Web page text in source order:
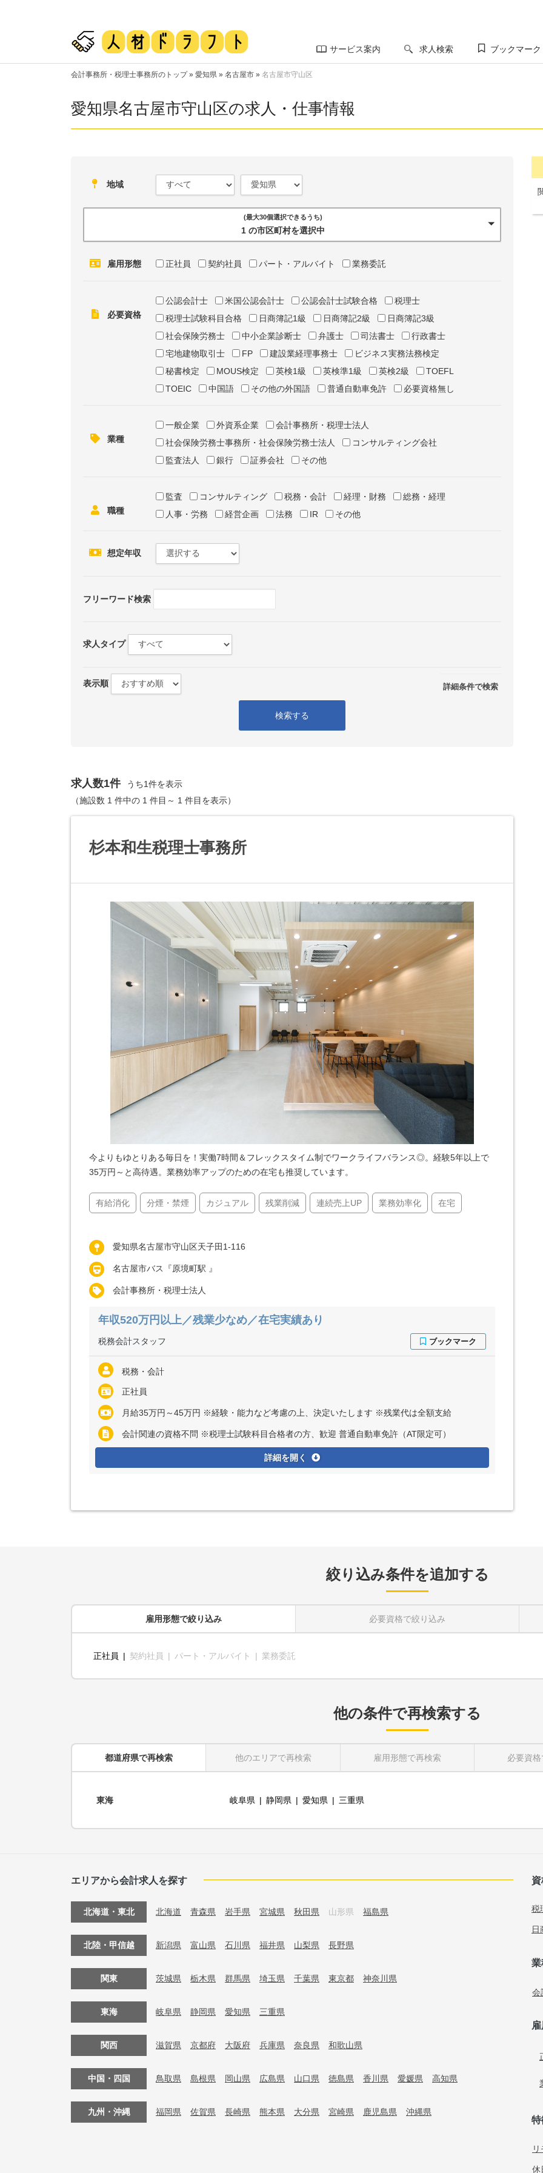
サービス案内 求人検索 ブックマーク
会計事務所・税理士事務所のトップ» 愛知県 » 名古屋市 » 名古屋市守山区
愛知県名古屋市守山区の求人・仕事情報
地域
(最大30個選択できるうち)
1 の市区町村を選択中
雇用形態 正社員 契約社員 パート・アルバイト 業務委託
必要資格
公認会計士 米国公認会計士 公認会計士試験合格
税理士
税理士試験科目合格
日商簿記1級 日商簿記2級
日商簿記3級
社会保険労務士
中小企業診断士 弁護士 司法書士
行政書士
宅地建物取引士
FP 建設業経理事務士
ビジネス実務法務検定
秘書検定
MOUS検定 英検1級 英検準1級 英検2級
TOEFL
TOEIC
中国語 その他の外国語 普通自動車免許 必要資格無し
業種
一般企業 外資系企業
会計事務所・税理士法人
社会保険労務士事務所・社会保険労務士法人
コンサルティング会社
監査法人
銀行 証券会社 その他
職種
監査 コンサルティング 税務・会計 経理・財務
総務・経理
人事・労務
経営企画 法務 IR その他
想定年収
フリーワード検索
求人タイプ
Show
表示
詳細条件で検索
表示順
検索する
求人数1件
うち1件を表示
（施設数 1 件中の 1 件目～ 1 件目を表示）
杉本和生税理士事務所
今よりもゆとりある毎日を！実働7時間＆フレックスタイム制でワークライフバランス◎。経験5年以上で
35万円～と高待遇。業務効率アップのための在宅も推奨しています。
有給消化 分煙・禁煙 カジュアル 残業削減 連続売上UP 業務効率化 在宅
愛知県名古屋市守山区天子田1-116
名古屋市バス『原境町駅 』
会計事務所・税理士法人
年収520万円以上／残業少なめ／在宅実績あり
税務会計スタッフ
税務・会計
正社員
月給35万円～45万円 ※経験・能力など考慮の上、決定いたします ※残業代は全額支給
会計関連の資格不問 ※税理士試験科目合格者の方、歓迎 普通自動車免許（AT限定可）
詳細を開く
絞り込み条件を追加する
雇用形態で絞り込み 必要資格で絞り込み
正社員 契約社員 パート・アルバイト 業務委託
他の条件で再検索する
都道府県で再検索 他のエリアで再検索 雇用形態で再検索 必要資格
東海 岐阜県 静岡県 愛知県 三重県
エリアから会計求人を探す
北海道・東北 北海道 青森県 岩手県 宮城県 秋田県 山形県 福島県
北陸・甲信越 新潟県 富山県 石川県 福井県 山梨県 長野県
関東 茨城県 栃木県 群馬県 埼玉県 千葉県 東京都 神奈川県
東海 岐阜県 静岡県 愛知県 三重県
関西 滋賀県 京都府 大阪府 兵庫県 奈良県 和歌山県
中国・四国 鳥取県 島根県 岡山県 広島県 山口県 徳島県 香川県 愛媛県 高知県
九州・沖縄 福岡県 佐賀県 長崎県 熊本県 大分県 宮崎県 鹿児島県 沖縄県
税
日
業
会
特
休